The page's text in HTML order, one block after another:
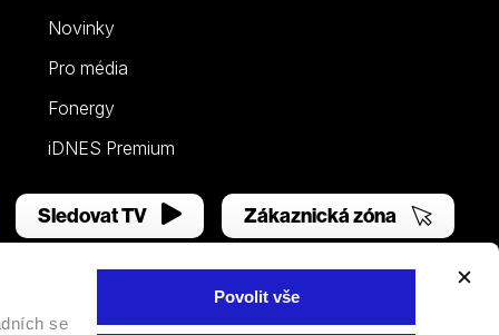
se
Povolit vše
Novinky
Pro média
Fonergy
iDNES Premium
Sledovat TV Zákaznická zóna